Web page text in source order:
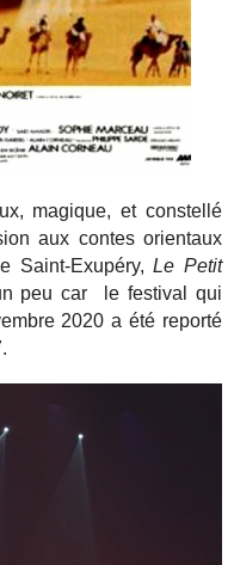
magique, et constellé
aux contes orientaux
Saint-Exupéry,Le Petit
peu car le festival qui
2020 a été reporté